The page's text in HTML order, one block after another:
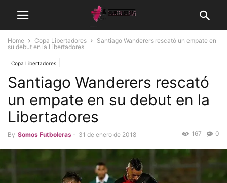
Home Copa Libertadores
Santiago Wanderers rescató un empate en
su debut en la Libertadores
Copa Libertadores
Santiago Wanderers rescató
un empate en su debut en la
Libertadores
By Somos Futboleras - 31 de enero de 2018 0
167